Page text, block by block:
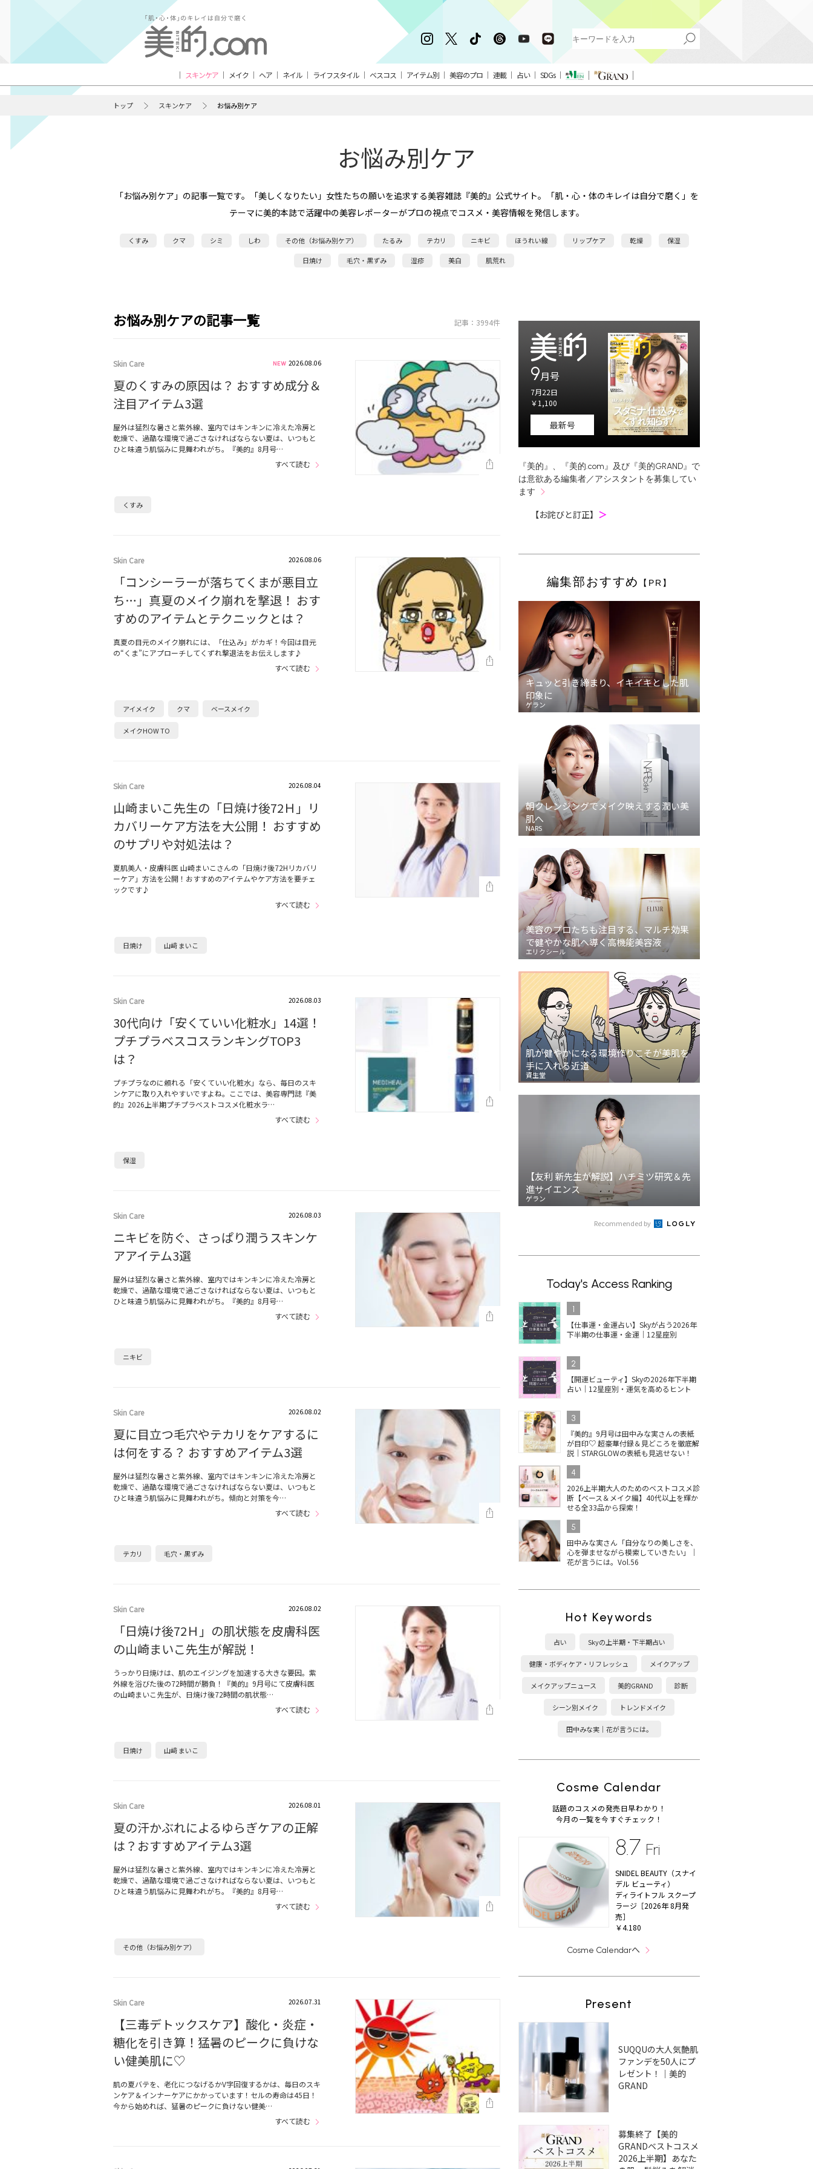
スキンケア メイク ヘア ネイル ライフスタイル ベスコス アイテム別 美容のプロ 連載 占い SDGs
トップ スキンケア お悩み別ケア
お悩み別ケア
「お悩み別ケア」の記事一覧です。「美しくなりたい」女性たちの願いを追求する美容雑誌『美的』公式サイト。「肌・心・体のキレイは自分で磨く」を
テーマに美的本誌で活躍中の美容レポーターがプロの視点でコスメ・美容情報を発信します。
くすみ クマ シミ しわ その他（お悩み別ケア） たるみ テカリ ニキビ ほうれい線 リップケア 乾燥 保湿
日焼け 毛穴・黒ずみ 湿疹 美白 肌荒れ
お悩み別ケアの記事一覧 記事：3994件
Skin Care 2026.08.06
夏のくすみの原因は？ おすすめ成分＆
注目アイテム3選
屋外は猛烈な暑さと紫外線、室内ではキンキンに冷えた冷房と
乾燥で、過酷な環境で過ごさなければならない夏は、いつもと
ひと味違う肌悩みに見舞われがち。『美的』8月号…
すべて読む
くすみ
Skin Care 2026.08.06
「コンシーラーが落ちてくまが悪目立
ち…」真夏のメイク崩れを撃退！ おす
すめのアイテムとテクニックとは？
真夏の目元のメイク崩れには、「仕込み」がカギ！今回は目元
の“くま”にアプローチしてくずれ撃退法をお伝えします♪
すべて読む
アイメイク クマ ベースメイク
メイクHOW TO
Skin Care 2026.08.04
山崎まいこ先生の「日焼け後72Ｈ」リ
カバリーケア方法を大公開！ おすすめ
のサプリや対処法は？
夏肌美人・皮膚科医 山崎まいこさんの「日焼け後72Hリカバリ
ーケア」方法を公開！おすすめのアイテムやケア方法を要チェ
ックです♪
すべて読む
日焼け 山﨑 まいこ
Skin Care 2026.08.03
30代向け「安くていい化粧水」14選！
プチプラベスコスランキングTOP3
は？
プチプラなのに頼れる「安くていい化粧水」なら、毎日のスキ
ンケアに取り入れやすいですよね。ここでは、美容専門誌『美
的』2026上半期プチプラベストコスメ化粧水ラ…
すべて読む
保湿
Skin Care 2026.08.03
ニキビを防ぐ、さっぱり潤うスキンケ
アアイテム3選
屋外は猛烈な暑さと紫外線、室内ではキンキンに冷えた冷房と
乾燥で、過酷な環境で過ごさなければならない夏は、いつもと
ひと味違う肌悩みに見舞われがち。『美的』8月号…
すべて読む
ニキビ
Skin Care 2026.08.02
夏に目立つ毛穴やテカリをケアするに
は何をする？ おすすめアイテム3選
屋外は猛烈な暑さと紫外線、室内ではキンキンに冷えた冷房と
乾燥で、過酷な環境で過ごさなければならない夏は、いつもと
ひと味違う肌悩みに見舞われがち。傾向と対策を今…
すべて読む
テカリ 毛穴・黒ずみ
Skin Care 2026.08.02
「日焼け後72Ｈ」の肌状態を皮膚科医
の山崎まいこ先生が解説！
うっかり日焼けは、肌のエイジングを加速する大きな要因。紫
外線を浴びた後の72時間が勝負！『美的』9月号にて皮膚科医
の山崎まいこ先生が、日焼け後72時間の肌状態…
すべて読む
日焼け 山﨑 まいこ
Skin Care 2026.08.01
夏の汗かぶれによるゆらぎケアの正解
は？おすすめアイテム3選
屋外は猛烈な暑さと紫外線、室内ではキンキンに冷えた冷房と
乾燥で、過酷な環境で過ごさなければならない夏は、いつもと
ひと味違う肌悩みに見舞われがち。『美的』8月号…
すべて読む
その他（お悩み別ケア）
Skin Care 2026.07.31
【三毒デトックスケア】酸化・炎症・
糖化を引き算！猛暑のピークに負けな
い健美肌に♡
肌の夏バテを、老化につなげるかV字回復するかは、毎日のスキ
ンケア＆インナーケアにかかっています！セルの寿命は45日！
今から始めれば、猛暑のピークに負けない健美…
すべて読む
9月号
7月22日
￥1,100
最新号
『美的』、『美的.com』及び『美的GRAND』で
は意欲ある編集者／アシスタントを募集してい
ます
【お詫びと訂正】 ＞
編集部おすすめ 【PR】
キュッと引き締まり、イキイキとした肌
印象に
ゲラン
朝クレンジングでメイク映えする潤い美
肌へ
NARS
美容のプロたちも注目する、マルチ効果
で健やかな肌へ導く高機能美容液
エリクシール
肌が健やかになる環境作りこそが美肌を
手に入れる近道
資生堂
【友利 新先生が解説】ハチミツ研究＆先
進サイエンス
ゲラン
Recommended by
Today's Access Ranking
1
【仕事運・金運占い】Skyが占う2026年
下半期の仕事運・金運｜12星座別
2
【開運ビューティ】Skyの2026年下半期
占い｜12星座別・運気を高めるヒント
3
『美的』9月号は田中みな実さんの表紙
が目印♡ 超豪華付録＆見どころを徹底解
説｜STARGLOWの表紙も見逃せない！
4
2026上半期大人のためのベストコスメ診
断【ベース＆メイク編】40代以上を輝か
せる全33品から探索！
5
田中みな実さん「自分なりの美しさを、
心を弾ませながら模索していきたい」｜
花が言うには。Vol.56
Hot Keywords
占い Skyの上半期・下半期占い
健康・ボディケア・リフレッシュ メイクアップ
メイクアップニュース 美的GRAND 診断
シーン別メイク トレンドメイク
田中みな実｜花が言うには。
Cosme Calendar
話題のコスメの発売日早わかり！
今月の一覧を今すぐチェック！
8.7 Fri
SNIDEL BEAUTY（スナイ
デル ビューティ）
ディライトフル スクープ
ラージ［2026年 8月発
売］
￥4.180
Cosme Calendarへ
Present
SUQQUの大人気艶肌
ファンデを50人にプ
レゼント！｜美的
GRAND
募集終了【美的
GRANDベストコスメ
2026上半期】あなた